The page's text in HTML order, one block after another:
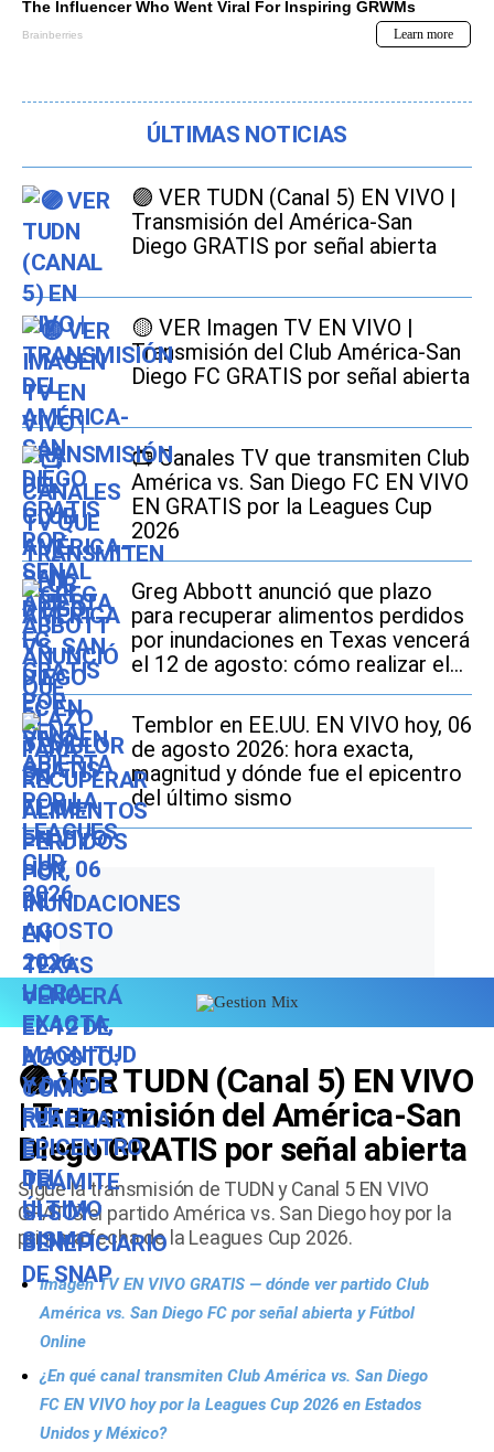
ÚLTIMAS NOTICIAS
🟣 VER TUDN (Canal 5) EN VIVO |
Transmisión del América-San
Diego GRATIS por señal abierta
🟡 VER Imagen TV EN VIVO |
Transmisión del Club América-San
Diego FC GRATIS por señal abierta
📺 Canales TV que transmiten Club
América vs. San Diego FC EN VIVO
EN GRATIS por la Leagues Cup
2026
Greg Abbott anunció que plazo
para recuperar alimentos perdidos
por inundaciones en Texas vencerá
el 12 de agosto: cómo realizar el
trámite si soy beneficiario de
SNAP
Temblor en EE.UU. EN VIVO hoy, 06
de agosto 2026: hora exacta,
magnitud y dónde fue el epicentro
del último sismo